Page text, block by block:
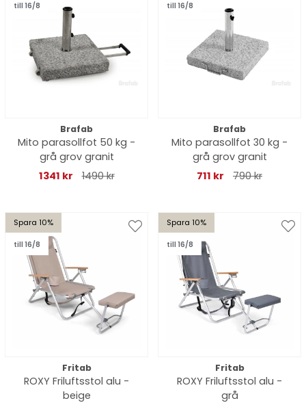
till 16/8
Brafab
Mito parasollfot 50 kg -
grå grov granit
1341 kr
1490 kr
till 16/8
Brafab
Mito parasollfot 30 kg -
grå grov granit
711 kr
790 kr
Spara 10%
till 16/8
Fritab
ROXY Friluftsstol alu -
beige
Spara 10%
till 16/8
Fritab
ROXY Friluftsstol alu -
grå